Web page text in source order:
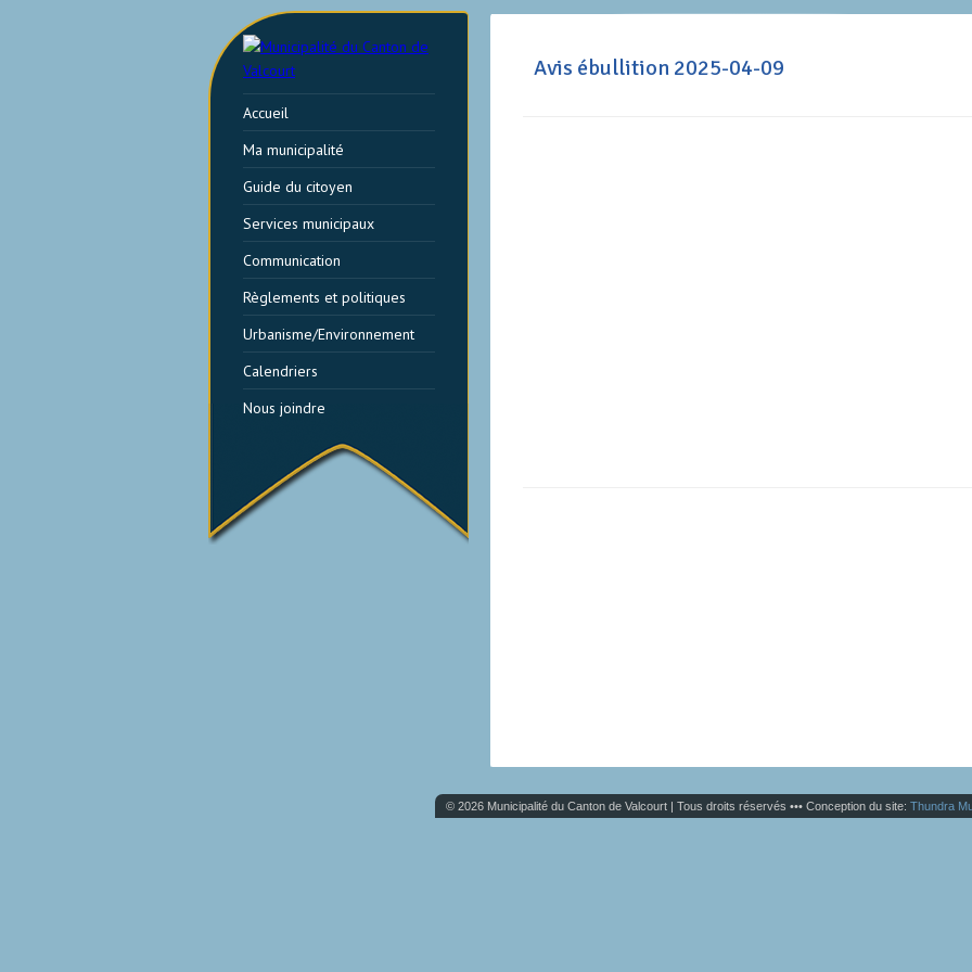
Avis ébullition 2025-04-09
Accueil
Ma municipalité
Guide du citoyen
Services municipaux
Communication
Règlements et politiques
Urbanisme/Environnement
Calendriers
Nous joindre
© 2026 Municipalité du Canton de Valcourt | Tous droits réservés ••• Conception du site: Thundra